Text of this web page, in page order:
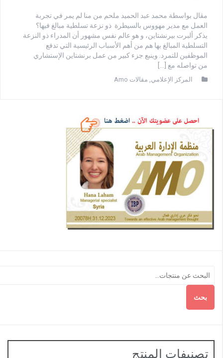
مقال بواسطة محمد عبد الحميد ملحم من منا لم يمر في تجربة
العمل مع مدير مهووس بالسيطرة ذو نزعة تسلطية مبالغ فيها؟
يذكر ألبرت بيرنشتاين، و هو عالم نفس مشهور أن المدراء ذو النزعة
التسلطية المبالغ بها هم من أهم الأسباب الرئيسية التي تدفع
الموظفين للتمرد. وينبع جزء كبير من عمل برنشتاين الإستشاري
من تواصله مع […]
المركز الإعلامي , مقالات Amo
بحث
تصنيفات المنتج